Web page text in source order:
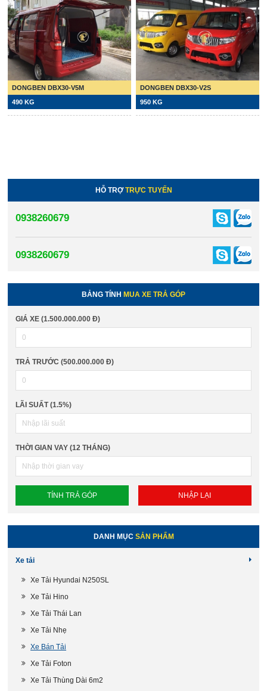
DONGBEN DBX30-V5M
490 KG
DONGBEN DBX30-V2S
950 KG
HỖ TRỢTRỰC TUYẾN
0938260679
0938260679
BẢNG TÍNH MUA XE TRẢ GÓP
GIÁ XE (1.500.000.000 Đ)
TRẢ TRƯỚC (500.000.000 Đ)
LÃI SUẤT (1.5%)
THỜI GIAN VAY (12 THÁNG)
DANH MỤC SẢN PHẨM
Xe tải
Xe Tải Hyundai N250SL
Xe Tải Hino
Xe Tải Thái Lan
Xe Tải Nhẹ
Xe Bán Tải
Xe Tải Foton
Xe Tải Thùng Dài 6m2